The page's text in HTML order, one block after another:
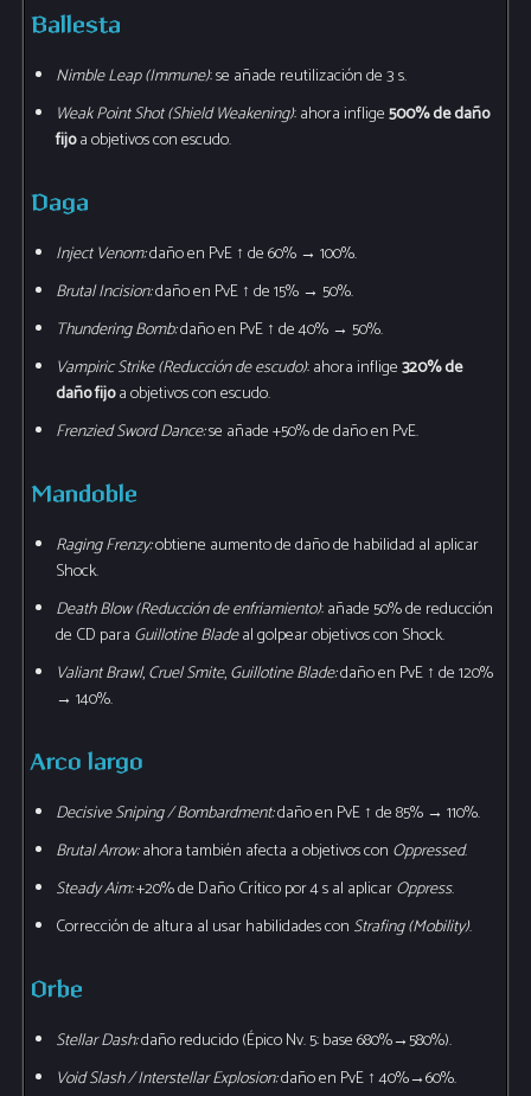
Ballesta
Nimble Leap (Immune): se añade reutilización de 3 s.
Weak Point Shot (Shield Weakening): ahora inflige500% de daño
fijoa objetivos con escudo.
Daga
Inject Venom:daño en PvE ↑ de 60% → 100%.
Brutal Incision:daño en PvE ↑ de 15% → 50%.
Thundering Bomb:daño en PvE ↑ de 40% → 50%.
Vampiric Strike (Reducción de escudo): ahora inflige320% de
daño fijoa objetivos con escudo.
Frenzied Sword Dance:se añade +50% de daño en PvE.
Mandoble
Raging Frenzy:obtiene aumento de daño de habilidad al aplicar
Shock.
Death Blow (Reducción de enfriamiento): añade 50% de reducción
de CD para Guillotine Bladeal golpear objetivos con Shock.
Valiant Brawl,Cruel Smite,Guillotine Blade:daño en PvE ↑ de 120%
→ 140%.
Arco largo
Decisive Sniping / Bombardment:daño en PvE ↑ de 85% → 110%.
Brutal Arrow:ahora también afecta a objetivos con Oppressed.
Steady Aim:+20% de Daño Crítico por 4 s al aplicarOppress.
Corrección de altura al usar habilidades con Strafing (Mobility).
Orbe
Stellar Dash:daño reducido (Épico Nv. 5: base 680%→580%).
Void Slash / Interstellar Explosion:daño en PvE ↑ 40%→60%.